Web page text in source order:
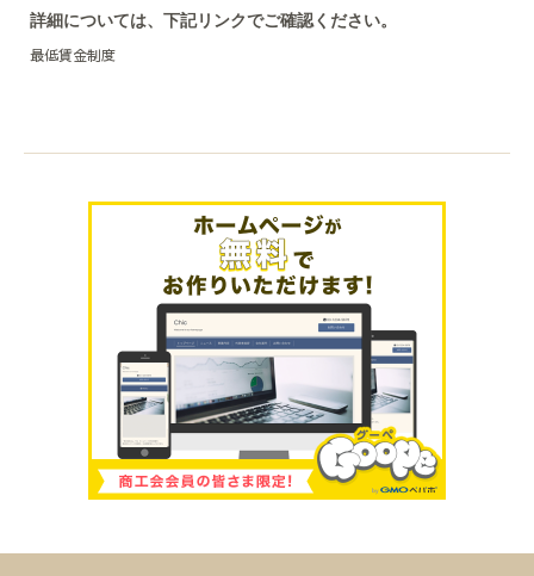
詳細については、下記リンクでご確認ください。
最低賃金制度